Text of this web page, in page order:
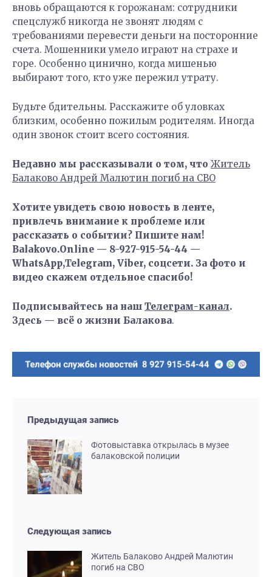
вновь обращаются к горожанам: сотрудники
спецслужб никогда не звонят людям с
требованиями перевести деньги на посторонние
счета. Мошенники умело играют на страхе и
горе. Особенно цинично, когда мишенью
выбирают того, кто уже пережил утрату.
Будьте бдительны. Расскажите об уловках
близким, особенно пожилым родителям. Иногда
один звонок стоит всего состояния.
Недавно мы рассказывали о том, что Житель
Балаково Андрей Малютин погиб на СВО
Хотите увидеть свою новость в ленте,
привлечь внимание к проблеме или
рассказать о событии? Пишите нам!
Balakovo.Online — 8-927-915-54-44 —
WhatsApp,Telegram, Viber, соцсети. За фото и
видео скажем отдельное спасибо!
Подписывайтесь на наш Телеграм-канал.
Здесь — всё о жизни Балакова.
Предыдущая запись
Фотовыставка открылась в музее
балаковской полиции
Следующая запись
Житель Балаково Андрей Малютин
погиб на СВО